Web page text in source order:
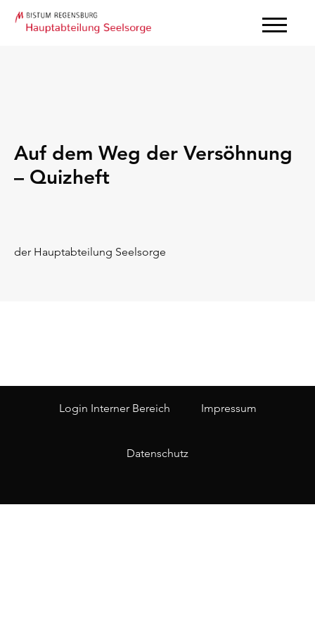
Auf dem Weg der Versöhnung
– Quizheft
der Hauptabteilung Seelsorge
Login Interner Bereich Impressum
Datenschutz